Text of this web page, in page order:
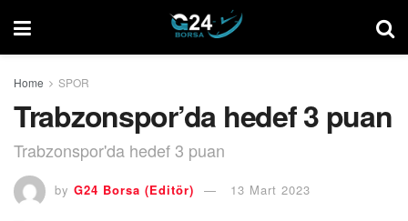
Home SPOR
Trabzonspor’da hedef 3 puan
Trabzonspor'da hedef 3 puan
by G24 Borsa (Editör) 13 Mart 2023